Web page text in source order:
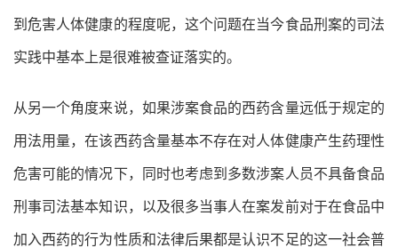
到危害人体健康的程度呢，这个问题在当今食品刑案的司法
实践中基本上是很难被查证落实的。
从另一个角度来说，如果涉案食品的西药含量远低于规定的
用法用量，在该西药含量基本不存在对人体健康产生药理性
危害可能的情况下，同时也考虑到多数涉案人员不具备食品
刑事司法基本知识，以及很多当事人在案发前对于在食品中
加入西药的行为性质和法律后果都是认识不足的这一社会普